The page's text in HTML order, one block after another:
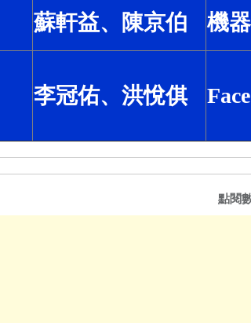
蘇軒益、陳京伯 機
李冠佑、洪悅倛
點閱